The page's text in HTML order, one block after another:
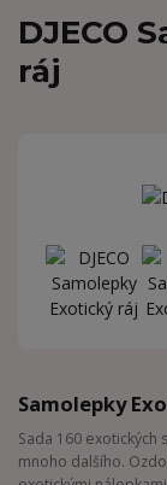
DJECO
ráj
Samolepky
Sada 160 exotických
mnoho dalšího.